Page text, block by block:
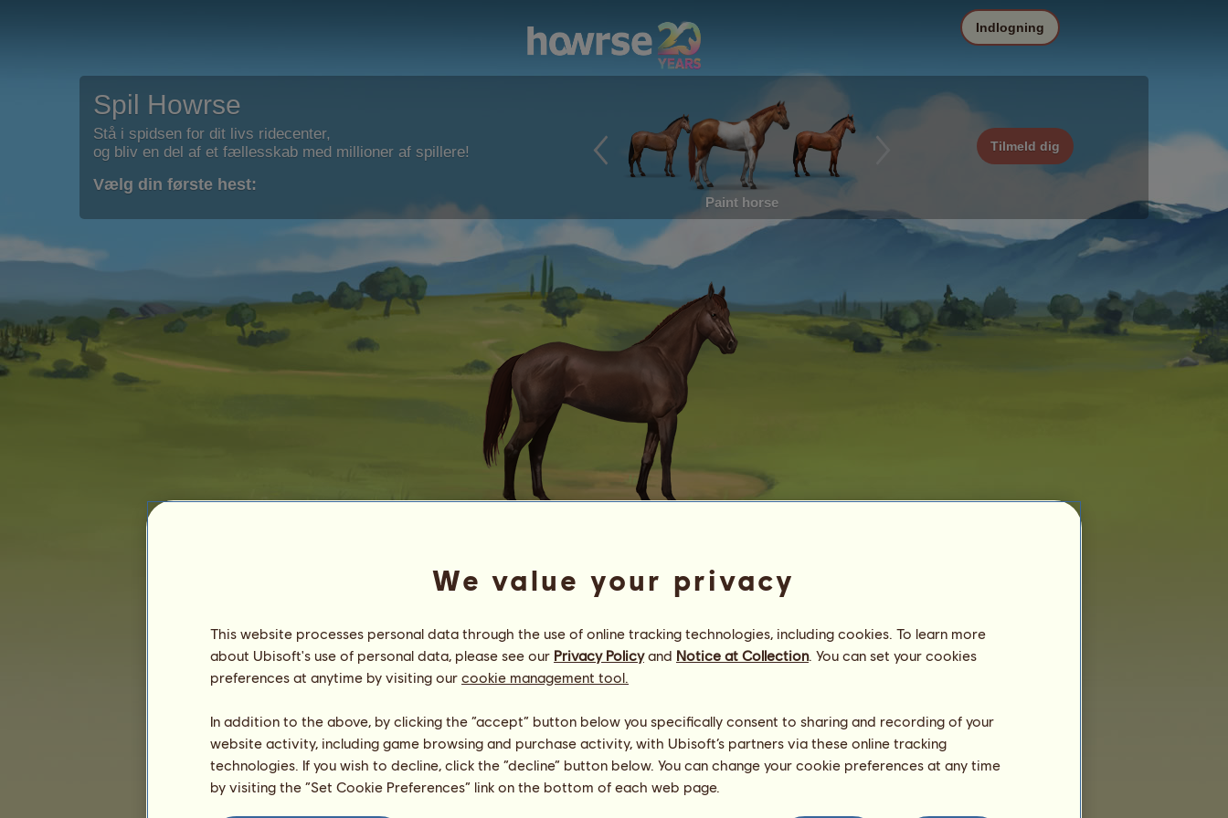
Spil Howrse
Stå i spidsen for dit livs ridecenter,
og bliv en del af et fællesskab med millioner af spillere!
Vælg din første hest:
Paint horse
Tilmeld dig
Indlogning
Generel placering : 335.
Konto : 8.388.609
EF leverrød EMI
08:00
Energi 94 %
Helbred
100%
Færdigheder Samlet:225.27
Hurtighed
Dressur
47.70
Galop
Træning
Dressur
Galop
We value your privacy
This website processes personal data through the use of online tracking technologies, including cookies. To learn more
about Ubisoft's use of personal data, please see our Privacy Policyand Notice at Collection. You can set your cookies
preferences at anytime by visiting our cookie management tool.
In addition to the above, by clicking the “accept” button below you specifically consent to sharing and recording of your
website activity, including game browsing and purchase activity, with Ubisoft’s partners via these online tracking
technologies. If you wish to decline, click the “decline” button below. You can change your cookie preferences at any time
by visiting the “Set Cookie Preferences” link on the bottom of each web page.